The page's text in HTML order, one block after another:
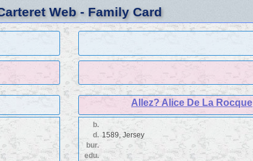
Web - Family Card
Allez? Alice De La Rocque
b.
d. 1589, Jersey
bur.
edu.